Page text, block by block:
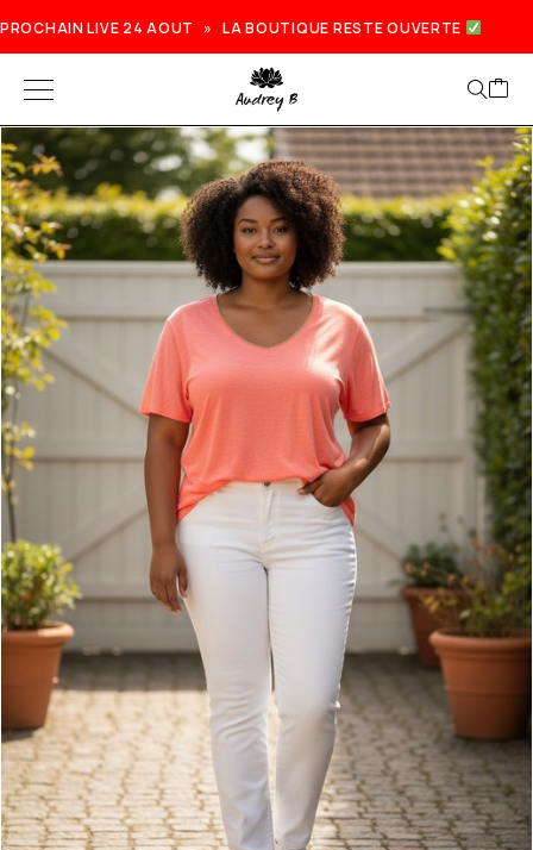
PROCHAIN LIVE 24 AOUT » LA BOUTIQUE RESTE OUVERTE